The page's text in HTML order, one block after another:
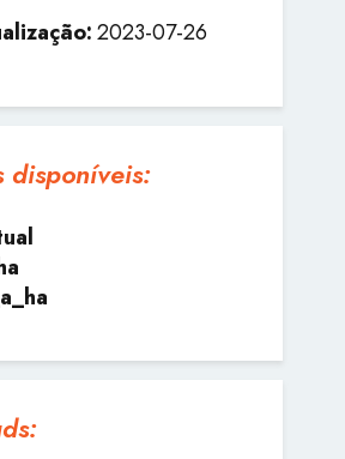
2023-07-26
disponíveis: